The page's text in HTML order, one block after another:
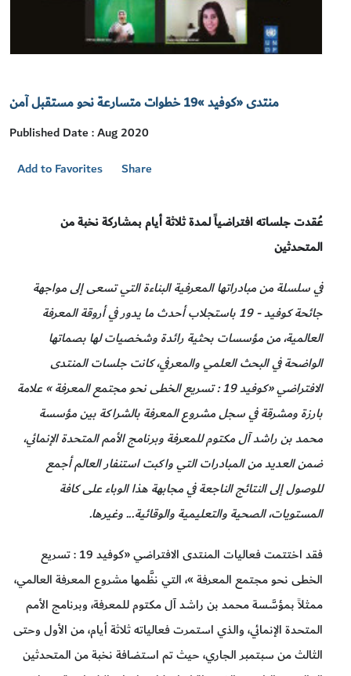
منتدى «كوفيد »19 خطوات متسارعة نحو مستقبل آمن
Published Date : Aug 2020
Add to Favorites
Share
عُقدت جلساته افتراضياً لمدة ثلاثة أيام بمشاركة نخبة من
المتحدثين
في سلسلة من مبادراتها المعرفية البناءة التي تسعى إلى مواجهة
جائحة كوفيد - 19 باستجلاب أحدث ما يدور في أروقة المعرفة
العالمية، من مؤسسات بحثية رائدة وشخصيات لها بصماتها
الواضحة في البحث العلمي والمعرفي، كانت جلسات المنتدى
الافتراضي «كوفيد 19 : تسريع الخطى نحو مجتمع المعرفة » علامة
بارزة ومشرقة في سجل مشروع المعرفة بالشراكة بين مؤسسة
محمد بن راشد آل مكتوم للمعرفة وبرنامج الأمم المتحدة الإنمائي،
ضمن العديد من المبادرات التي واكبت استنفار العالم أجمع
للوصول إلى النتائج الناجعة في مجابهة هذا الوباء على كافة
المستويات، الصحية والتعليمية والوقائية... وغيرها.
فقد اختتمت فعاليات المنتدى الافتراضي «كوفيد 19 : تسريع
الخطى نحو مجتمع المعرفة »، التي نظَّمها مشروع المعرفة العالمي،
ممثلاً بمؤسَّسة محمد بن راشد آل مكتوم للمعرفة، وبرنامج الأمم
المتحدة الإنمائي، والذي استمرت فعالياته ثلاثة أيام، من الأول وحتى
الثالث من سبتمبر الجاري، حيث تم استضافة نخبة من المتحدثين